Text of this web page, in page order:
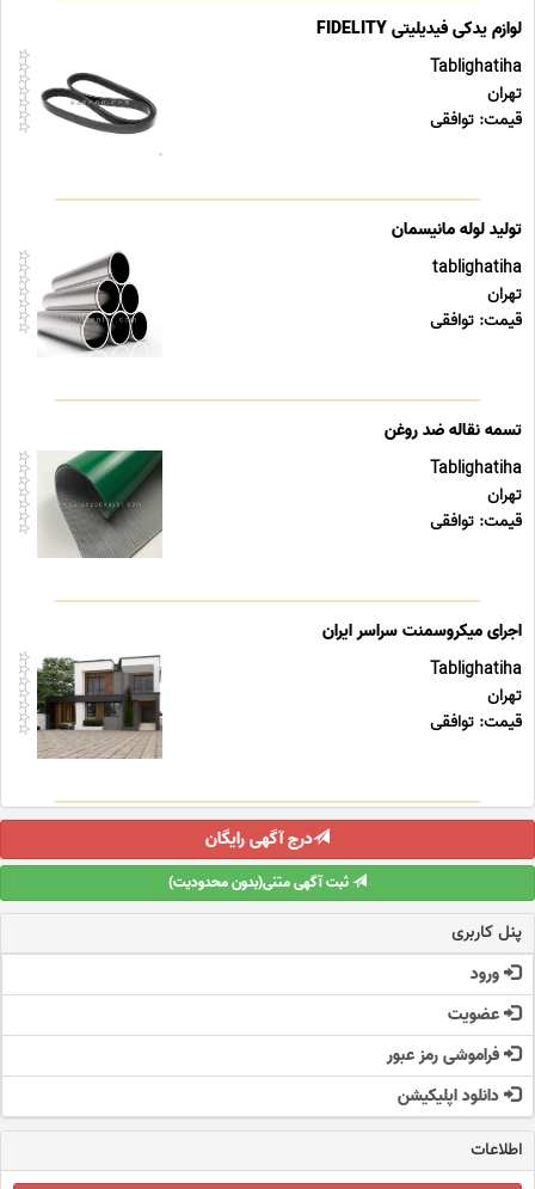
لوازم یدکی فیدیلیتی FIDELITY
Tablighatiha
تهران
قیمت: توافقی
تولید لوله مانیسمان
tablighatiha
تهران
قیمت: توافقی
تسمه نقاله ضد روغن
Tablighatiha
تهران
قیمت: توافقی
اجرای میکروسمنت سراسر ایران
Tablighatiha
تهران
قیمت: توافقی
درج آگهی رایگان
ثبت آگهی متنی(بدون محدودیت)
پنل کاربری
ورود
عضویت
فراموشی رمز عبور
دانلود اپلیکیشن
اطلاعات